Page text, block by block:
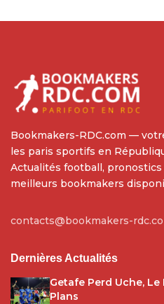
Bookmakers-RDC.com —
les paris sportifs en
Actualités football,
meilleurs bookmakers
contacts@bookmakers-
Dernières Actualités
Getafe Perd Uche, Le
Plans